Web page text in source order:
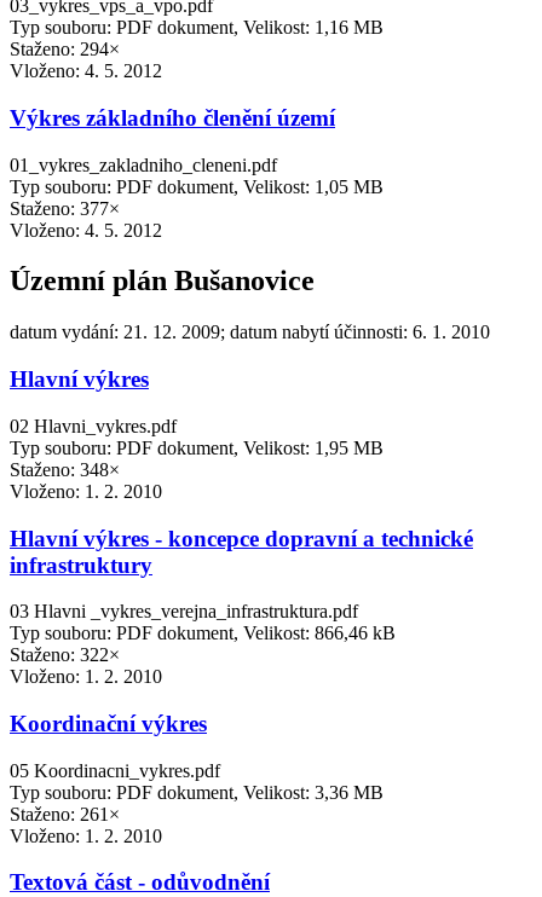
03_vykres_vps_a_vpo.pdf
Typ souboru: PDF dokument, Velikost: 1,16 MB
Staženo: 294×
Vloženo: 4. 5. 2012
Výkres základního členění území
01_vykres_zakladniho_cleneni.pdf
Typ souboru: PDF dokument, Velikost: 1,05 MB
Staženo: 377×
Vloženo: 4. 5. 2012
Územní plán Bušanovice
datum vydání: 21. 12. 2009; datum nabytí účinnosti: 6. 1. 2010
Hlavní výkres
02 Hlavni_vykres.pdf
Typ souboru: PDF dokument, Velikost: 1,95 MB
Staženo: 348×
Vloženo: 1. 2. 2010
Hlavní výkres - koncepce dopravní a technické
infrastruktury
03 Hlavni _vykres_verejna_infrastruktura.pdf
Typ souboru: PDF dokument, Velikost: 866,46 kB
Staženo: 322×
Vloženo: 1. 2. 2010
Koordinační výkres
05 Koordinacni_vykres.pdf
Typ souboru: PDF dokument, Velikost: 3,36 MB
Staženo: 261×
Vloženo: 1. 2. 2010
Textová část - odůvodnění